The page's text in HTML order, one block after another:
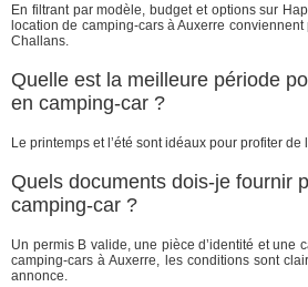
En filtrant par modèle, budget et options sur
location de camping-cars à Auxerre
Challans.
Quelle est la meilleure période
en camping-car ?
Le printemps et l’été sont idéaux pour profiter de
Quels documents dois-je fournir
camping-car ?
Un permis B valide, une pièce d’identité et une
camping-cars à Auxerre, les conditions sont
annonce.